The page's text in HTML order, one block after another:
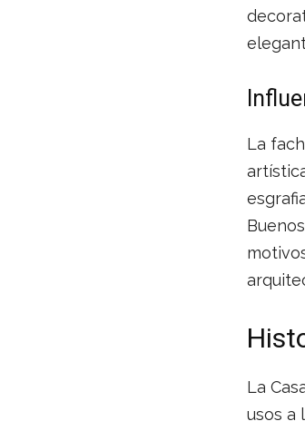
La
La
usos a